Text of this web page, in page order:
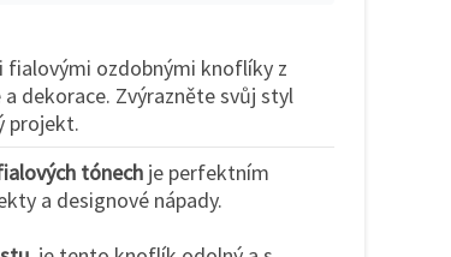
fialovými ozdobnými knoflíky z
dekorace. Zvýrazněte svůj styl
projekt.
tónech je perfektním
a designové nápady.